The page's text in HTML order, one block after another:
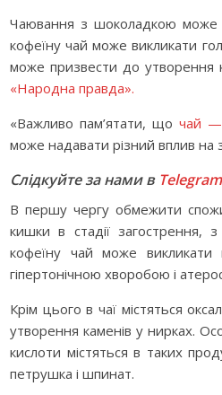
Чаювання з шоколадкою може
кофеїну чай може викликати
може призвести до утворення
«Народна правда».
«Важливо пам’ятати, що чай —
може надавати різний вплив на
Слідкуйте за нами в Telegram
В першу чергу обмежити
кишки в стадії загострення,
кофеїну чай може викликати
гіпертонічною хворобою і
Крім цього в чаї містяться
утворення каменів у нирках.
кислоти містяться в таких
петрушка і шпинат.